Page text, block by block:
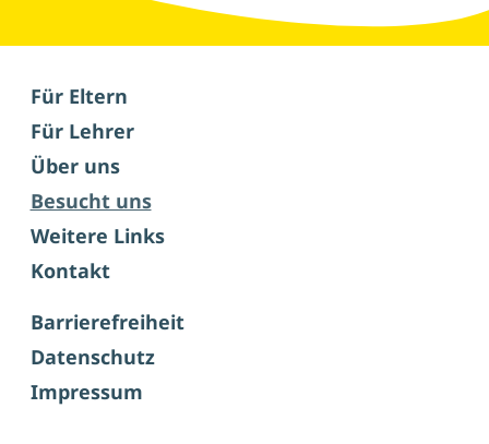
Für Eltern
Für Lehrer
Über uns
Besucht uns
Weitere Links
Kontakt
Barrierefreiheit
Datenschutz
Impressum